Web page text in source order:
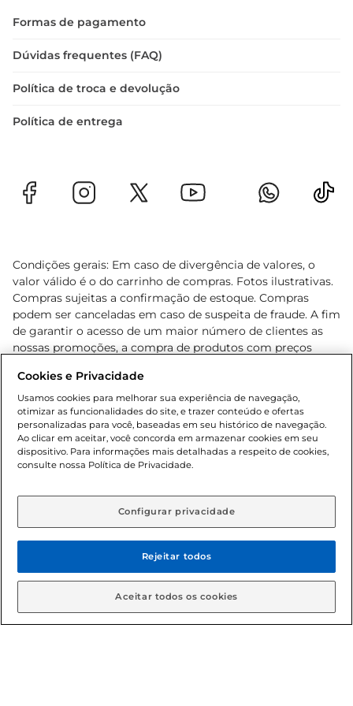
resfriado, é importante armazenálo
mais fria da geladeira e consumilo dentro do
forma, você garanteque o produto chegue à sua
oferecer.
Formas de pagamento
Dúvidas frequentes (FAQ)
Política de troca e devolução
Política de entrega
Condições gerais: Em caso de divergência de valores, o
valor válido é o do carrinho de compras. Fotos ilustrativas.
Compras sujeitas a confirmação de estoque. Compras
podem ser canceladas em caso de suspeita de fraude. A fim
de garantir o acesso de um maior número de clientes as
nossas promoções, a compra de produtos com preços
cliente. Os preços, ofertas e condições são exclusivos para
o e-commerce e válidos durante o dia de hoje, podendo
sofrer alterações sem prévia notificação. Proibida a venda
de bebidas alcoólicas para menores de 18 anos, conforme
Lei n.º 8069/90, art. 81, inciso II (Estatuto da Criança e do
Adolescente). Preços e condições exclusivos para o
aviso prévio. O valor mínimo para as compras on-line é de
© 2026 Copyright. Todos os direitos
reservados Gbarbosa.
Cookies e Privacidade
Usamos cookies para melhorar sua experiência de navegação,
otimizar as funcionalidades do site, e trazer conteúdo e ofertas
personalizadas para você, baseadas em seu histórico de navegação.
Ao clicar em aceitar, você concorda em armazenar cookies em seu
dispositivo. Para informações mais detalhadas a respeito de cookies,
consulte nossa Política de Privacidade.
Configurar privacidade
Rejeitar todos
Aceitar todos os cookies